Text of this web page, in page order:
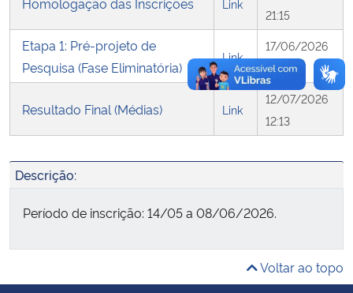
Secretaria de Governo
Gabinete de Segurança Institucional
Advocacia-Geral da União
Link
21:15
Etapa 1: Pré-projeto de
Pesquisa (Fase Eliminatória)
Link
17/06/2026
10:10
Resultado Final (Médias) Link
12/07/2026
12:13
Descrição:
Período de inscrição: 14/05 a 08/06/2026.
Voltar ao topo